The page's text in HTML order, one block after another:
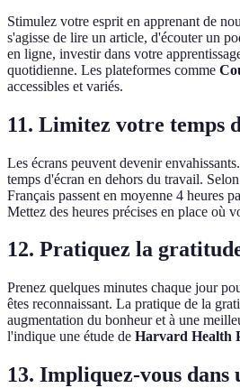
Stimulez votre esprit en apprenant de
s'agisse de lire un article, d'écouter un
en ligne, investir dans votre
quotidienne. Les plateformes comme
accessibles et variés.
11. Limitez votre temps
Les écrans peuvent devenir
temps d'écran en dehors du travail.
Français passent en moyenne 4 heures
Mettez des heures précises en place où
12. Pratiquez la
Prenez quelques minutes chaque jour
êtes reconnaissant. La pratique de la
augmentation du bonheur et à une
l'indique une étude de Harvard Health
13. Impliquez-vous dans